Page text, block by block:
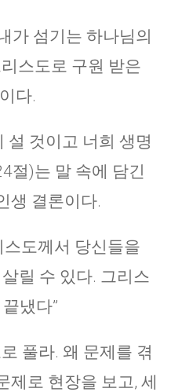
가 섬기는 하나님의
스도로 구원 받은
다.
설 것이고 너희 생명
절)는 말 속에 담긴
생 결론이다.
스도께서 당신들을
릴 수 있다. 그리스
냈다”
풀라. 왜 문제를 겪
제로 현장을 보고, 세